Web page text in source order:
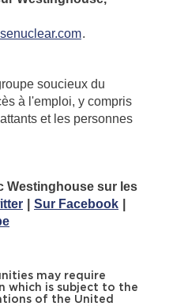
.
soucieux du
à l'emploi, y compris
et les personnes
Westinghouse sur les
Sur Facebook
may require
which is subject to the
of the United